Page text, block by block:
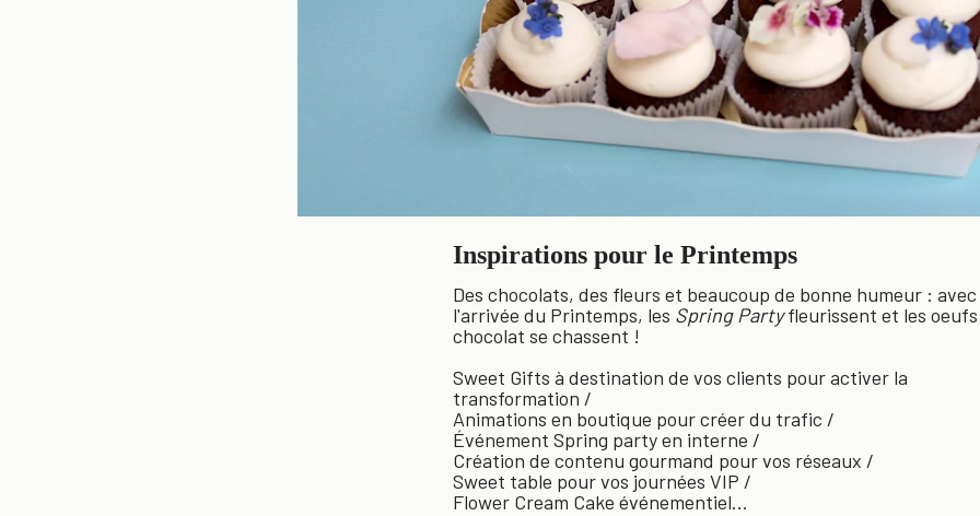
Inspirations pour le Printemps
Des chocolats, des fleurs et beaucoup de bonne humeur : avec
l'arrivée du Printemps, les Spring Partyfleurissent et les
chocolat se chassent !
Sweet Gifts à destination de vos clients pour activer la
transformation /
Animations en boutique pour créer du trafic /
Événement Spring party en interne /
Création de contenu gourmand pour vos réseaux /
Sweet table pour vos journées VIP /
Flower Cream Cake événementiel...